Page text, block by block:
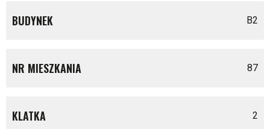
BUDYNEK B2
NR MIESZKANIA 87
KLATKA 2